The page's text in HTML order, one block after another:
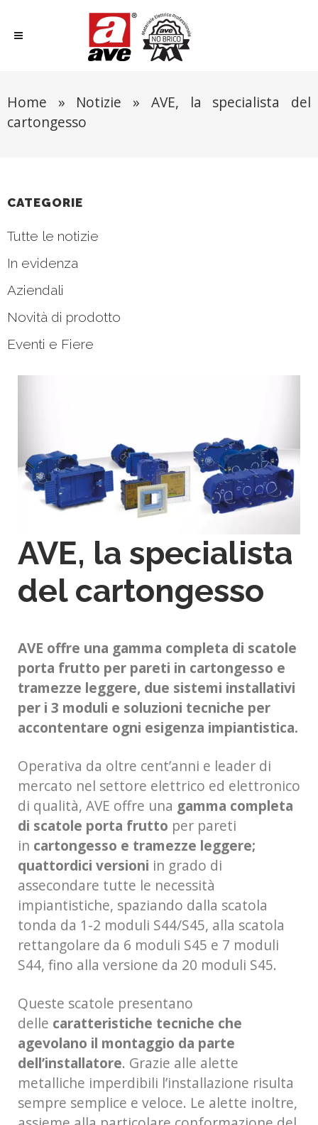
Home » Notizie » AVE, la specialista del
cartongesso
CATEGORIE
Tutte le notizie
In evidenza
Aziendali
Novità di prodotto
Eventi e Fiere
AVE, la specialista
del cartongesso
AVE offre una gamma completa di scatole
porta frutto per pareti in cartongesso e
tramezze leggere, due sistemi installativi
per i 3 moduli e soluzioni tecniche per
accontentare ogni esigenza impiantistica.
Operativa da oltre cent’anni e leader di
mercato nel settore elettrico ed elettronico
di qualità, AVE offre una gamma completa
di scatole porta frutto per pareti
in cartongesso e tramezze leggere;
quattordici versioni in grado di
assecondare tutte le necessità
impiantistiche, spaziando dalla scatola
tonda da 1-2 moduli S44/S45, alla scatola
rettangolare da 6 moduli S45 e 7 moduli
S44, fino alla versione da 20 moduli S45.
Queste scatole presentano
delle caratteristiche tecniche che
agevolano il montaggio da parte
dell’installatore. Grazie alle alette
metalliche imperdibili l’installazione risulta
sempre semplice e veloce. Le alette inoltre,